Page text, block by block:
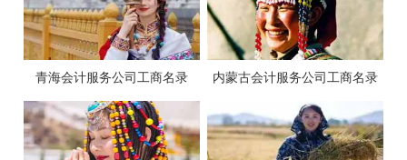
青海会计服务公司工商名录 内蒙古会计服务公司工商名录